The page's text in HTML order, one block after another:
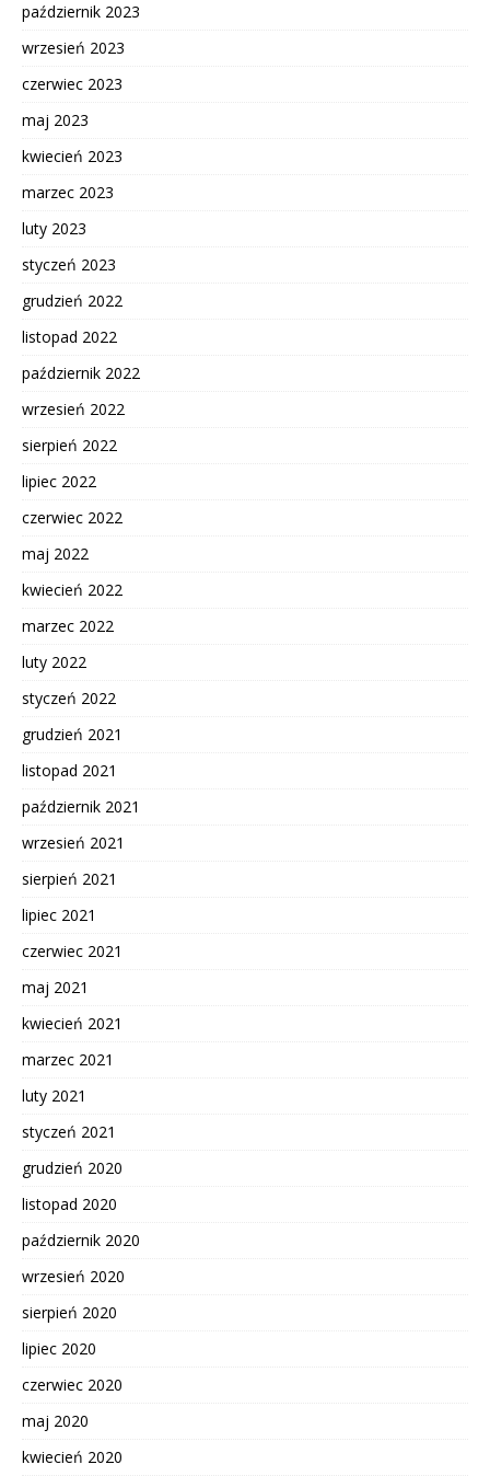
październik 2023
wrzesień 2023
czerwiec 2023
maj 2023
kwiecień 2023
marzec 2023
luty 2023
styczeń 2023
grudzień 2022
listopad 2022
październik 2022
wrzesień 2022
sierpień 2022
lipiec 2022
czerwiec 2022
maj 2022
kwiecień 2022
marzec 2022
luty 2022
styczeń 2022
grudzień 2021
listopad 2021
październik 2021
wrzesień 2021
sierpień 2021
lipiec 2021
czerwiec 2021
maj 2021
kwiecień 2021
marzec 2021
luty 2021
styczeń 2021
grudzień 2020
listopad 2020
październik 2020
wrzesień 2020
sierpień 2020
lipiec 2020
czerwiec 2020
maj 2020
kwiecień 2020